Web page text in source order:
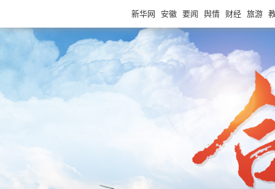
新华网 安徽 要闻 舆情 财经 旅游